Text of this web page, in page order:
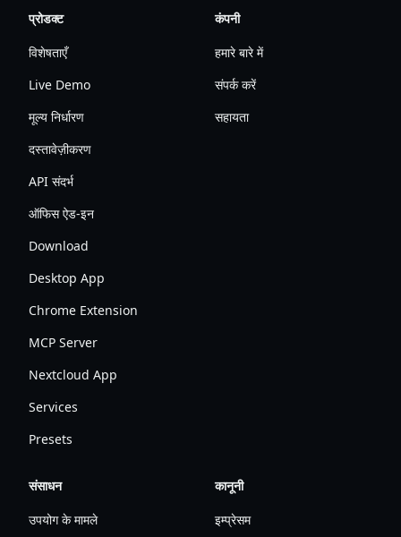
प्रोडक्ट
विशेषताएँ
Live Demo
मूल्य निर्धारण
दस्तावेज़ीकरण
API संदर्भ
ऑफिस ऐड-इन
Download
Desktop App
Chrome Extension
MCP Server
Nextcloud App
Services
Presets
कंपनी
हमारे बारे में
संपर्क करें
सहायता
संसाधन
उपयोग के मामले
कानूनी
इम्प्रेसम